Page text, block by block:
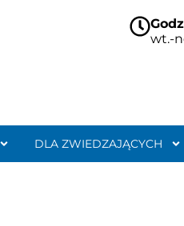
wt.-
DLA ZWIEDZAJĄCYCH